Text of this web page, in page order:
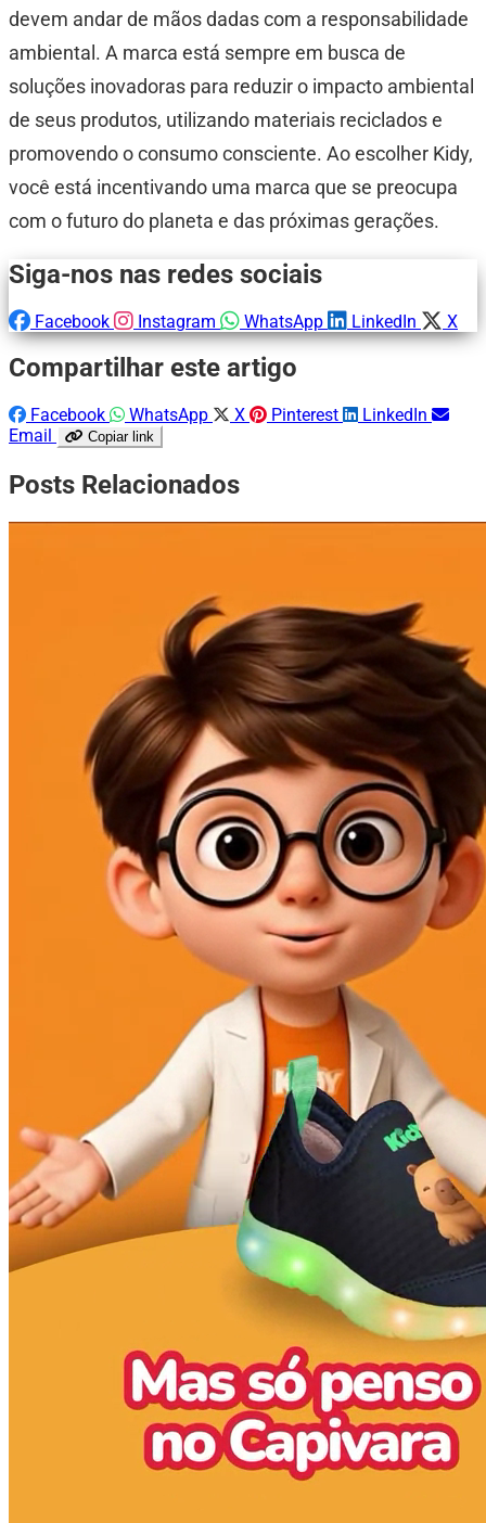
devem andar de mãos dadas com a responsabilidade
ambiental. A marca está sempre em busca de
soluções inovadoras para reduzir o impacto ambiental
de seus produtos, utilizando materiais reciclados e
promovendo o consumo consciente. Ao escolher Kidy,
você está incentivando uma marca que se preocupa
com o futuro do planeta e das próximas gerações.
Siga-nos nas redes sociais
Facebook Instagram WhatsApp LinkedIn X
Compartilhar este artigo
Facebook WhatsApp X Pinterest
LinkedIn
Email
Copiar link
Posts Relacionados